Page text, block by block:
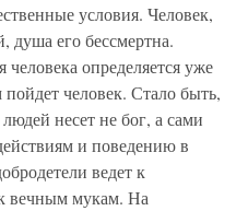
условия. Человек,
душа его бессмертна.
определяется уже
человек. Стало быть,
несет не бог, а сами
и поведению в
ведет к
вечным мукам. На